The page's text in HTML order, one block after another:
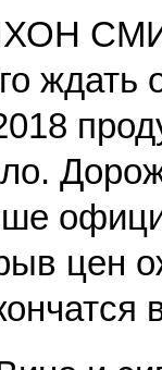
ждать
цен